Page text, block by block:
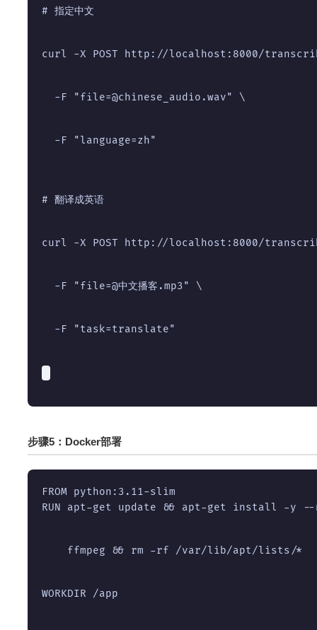
# 指定中文
curl -X POST http://localhost:8000/
  -F "file=@chinese_audio.wav" \
  -F "language=zh"
# 翻译成英语
curl -X POST http://localhost:8000/
  -F "file=@中文播客.mp3" \
  -F "task=translate"
步骤5：Docker部署
RUN apt-get update && apt-get install -y --
    ffmpeg && rm -rf /var/lib/apt/lists/*
WORKDIR /app